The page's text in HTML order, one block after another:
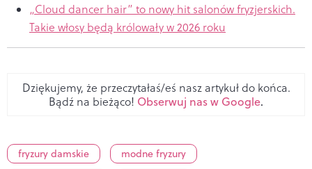
„Cloud dancer hair” to nowy hit salonów fryzjerskich.
Takie włosy będą królowały w 2026 roku
Dziękujemy, że przeczytałaś/eś nasz artykuł do końca.
Bądź na bieżąco! Obserwuj nas w Google.
fryzury damskie
modne fryzury